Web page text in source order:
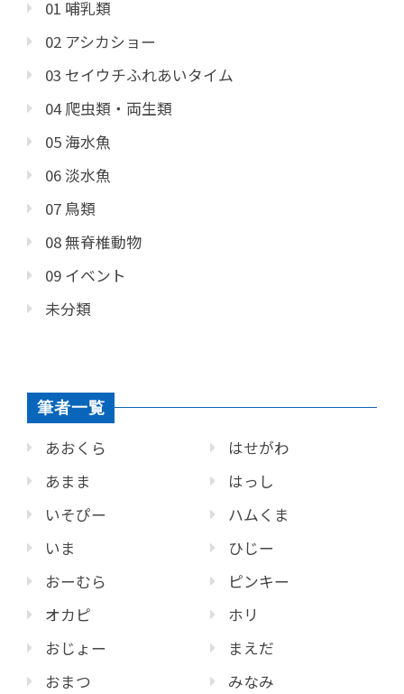
01 哺乳類
02 アシカショー
03 セイウチふれあいタイム
04 爬虫類・両生類
05 海水魚
06 淡水魚
07 鳥類
08 無脊椎動物
09 イベント
未分類
筆者一覧
あおくら
あまま
いそぴー
いま
おーむら
オカピ
おじょー
おまつ
はせがわ
はっし
ハムくま
ひじー
ピンキー
ホリ
まえだ
みなみ